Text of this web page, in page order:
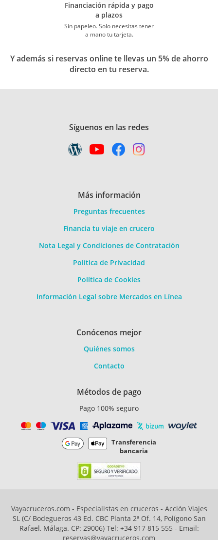
Financiación rápida y pago
a plazos
Sin papeleo. Solo necesitas tener
a mano tu tarjeta.
Y además si reservas online te llevas un 5% de ahorro
directo en tu reserva.
Síguenos en las redes
Más información
Preguntas frecuentes
Financia tu viaje en crucero
Nota Legal y Condiciones de Contratación
Política de Privacidad
Política de Cookies
Información Legal sobre Mercados en Línea
Conócenos mejor
Quiénes somos
Contacto
Métodos de pago
Pago 100% seguro
Transferencia
bancaria
Vayacruceros.com - Especialistas en cruceros - Acción Viajes
SL (C/ Bodegueros 43 Ed. CBC Planta 2ª Of. 14, Polígono San
Rafael, Málaga. CP: 29006) Tel: +34 917 815 555 - Email:
reservas@vayacruceros.com